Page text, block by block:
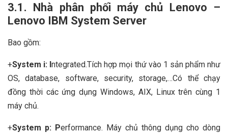
3.1. Nhà phân phối máy chủ Lenovo –
Lenovo IBM System Server
Bao gồm:
+System i: Integrated.Tích hợp mọi thứ vào 1 sản phẩm như
OS, database, software, security, storage,…Có thể chạy
đồng thời các ứng dụng Windows, AIX, Linux trên cùng 1
máy chủ.
+System p: Performance. Máy chủ thông dụng cho dòng